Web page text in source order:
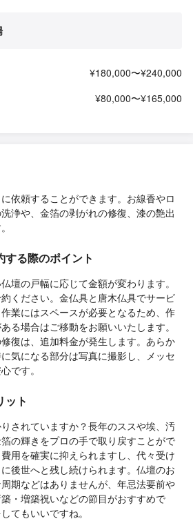
¥180,000〜¥240,000
¥80,000〜¥165,000
依頼することができます。お線香やロ
浄や、金箔の剥がれの修復、漆の艶出
る際のポイント
壇の戸幅に応じて金額が変わります。
ください。金仏具と唐木仏具でサービ
業にはスペースが必要となるため、作
る場合はご移動をお願いいたします。
復は、追加料金が発生します。あらか
気になる部分は写真に撮影し、メッセ
です。
ット
されていますか？長年のススや埃、汚
の輝きをプロの手で取り戻すことがで
用を確実に抑えられますし、代々受け
後世へと残し続けられます。仏壇のお
期などはありませんが、年忌法要前や
・増築祝いなどの節目がおすすめで
てもいいですね。